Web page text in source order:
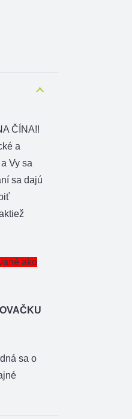
ČÍNA!!
a
Vy sa
sa dajú
ako
sa o